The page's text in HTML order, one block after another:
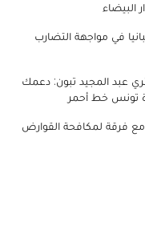
البيضاء
في مواجهة التضارب
عبد المجيد تبون: دعمك
تونس خط أحمر
فرقة لمكافحة القوارض